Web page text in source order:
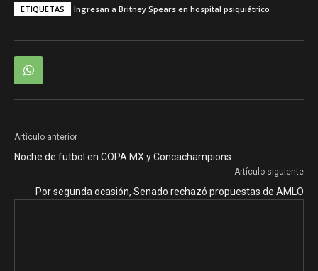
ETIQUETAS Ingresan a Britney Spears en hospital psiquiátrico
Artículo anterior
Noche de futbol en COPA MX y Concachampions
Artículo siguiente
Por segunda ocasión, Senado rechazó propuestas de AMLO